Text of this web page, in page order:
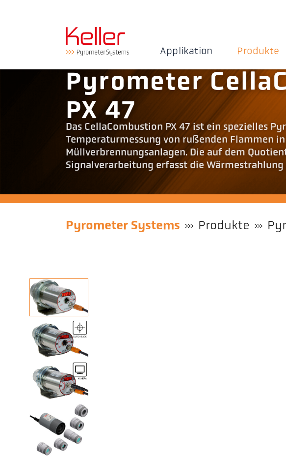
Applikation Produkte
Pyrometer
PX 47
Das CellaCombustion PX 47 ist ein spezielles
Temperaturmessung von rußenden Flammen
Müllverbrennungsanlagen. Die auf dem
Signalverarbeitung erfasst die
Pyrometer Systems Produkte